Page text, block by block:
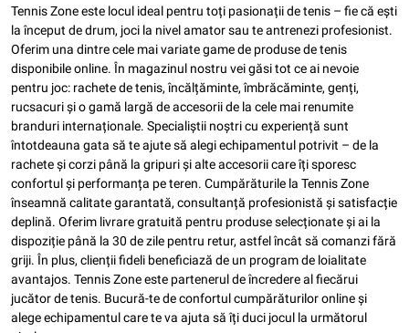
Tennis Zone este locul ideal pentru toți pasionații de tenis – fie că ești
la început de drum, joci la nivel amator sau te antrenezi profesionist.
Oferim una dintre cele mai variate game de produse de tenis
disponibile online. În magazinul nostru vei găsi tot ce ai nevoie
pentru joc: rachete de tenis, încălțăminte, îmbrăcăminte, genți,
rucsacuri și o gamă largă de accesorii de la cele mai renumite
branduri internaționale. Specialiștii noștri cu experiență sunt
întotdeauna gata să te ajute să alegi echipamentul potrivit – de la
rachete și corzi până la gripuri și alte accesorii care îți sporesc
confortul și performanța pe teren. Cumpărăturile la Tennis Zone
înseamnă calitate garantată, consultanță profesionistă și satisfacție
deplină. Oferim livrare gratuită pentru produse selecționate și ai la
dispoziție până la 30 de zile pentru retur, astfel încât să comanzi fără
griji. În plus, clienții fideli beneficiază de un program de loialitate
avantajos. Tennis Zone este partenerul de încredere al fiecărui
jucător de tenis. Bucură-te de confortul cumpărăturilor online și
alege echipamentul care te va ajuta să îți duci jocul la următorul